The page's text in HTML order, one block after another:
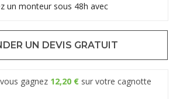
un monteur sous 48h avec
UN DEVIS GRATUIT
gagnez 12,20 € sur votre cagnotte